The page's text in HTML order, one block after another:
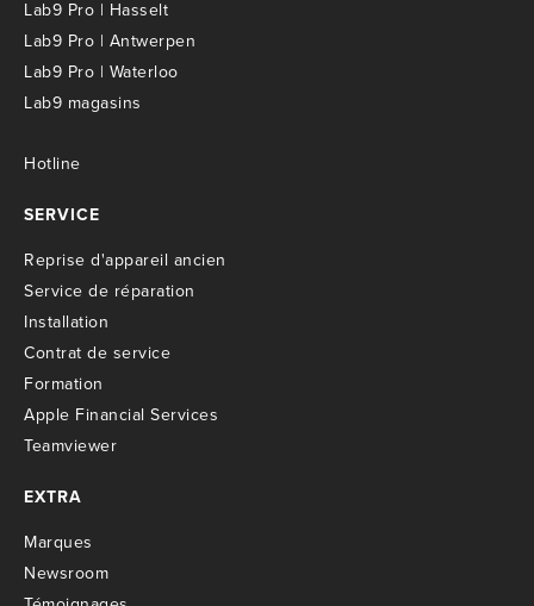
Lab9 Pro | Hasselt
Lab9 Pro | Antwerpen
Lab9 Pro | Waterloo
Lab9 magasins
Hotline
SERVICE
Reprise d'appareil ancien
Service de réparation
Installation
Contrat de service
Formation
Apple Financial Services
Teamviewer
EXTRA
Marques
Newsroom